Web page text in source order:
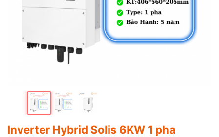
Inverter Hybrid Solis 6KW 1 pha